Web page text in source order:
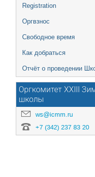
Registration
Оргвзнос
Свободное время
Как добраться
Отчёт о проведении
Оргкомитет XXIII
школы
ws@icmm.ru
+7 (342) 237 83 20